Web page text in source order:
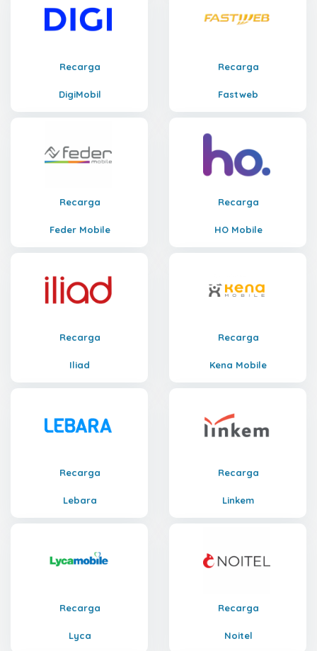
Recarga
DigiMobil
Recarga
Fastweb
Recarga
Feder Mobile
Recarga
HO Mobile
Recarga
Iliad
Recarga
Kena Mobile
Recarga
Lebara
Recarga
Linkem
Recarga
Lyca
Recarga
Noitel